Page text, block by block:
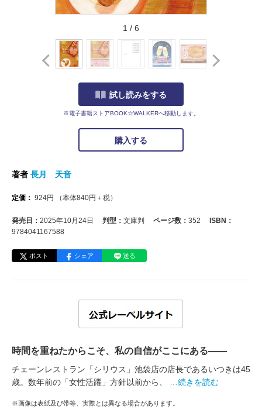
1 / 6
試し読みをする
※電子書籍ストアBOOK☆WALKERへ移動します。
購入する
著者 長月 天音
定価： 924円 （本体840円＋税）
発売日： 2025年10月24日 判型： 文庫判 ページ数： 352
ISBN：
9784041167588
ポスト シェア 送る
時間を重ねたからこそ、私の自信がここにある――
チェーンレストラン「シリウス」池袋店の店長であるいつきは45
歳。数年前の「女性活躍」方針以前から、
…続きを読む
※画像は表紙及び帯等、実際とは異なる場合があります。